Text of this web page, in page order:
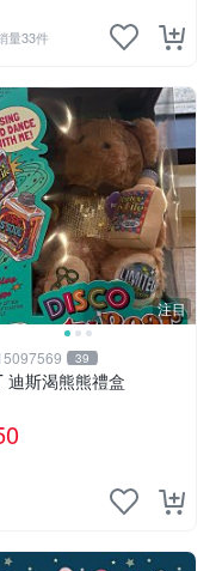
量33件
注目
39
迪斯渴熊熊禮盒